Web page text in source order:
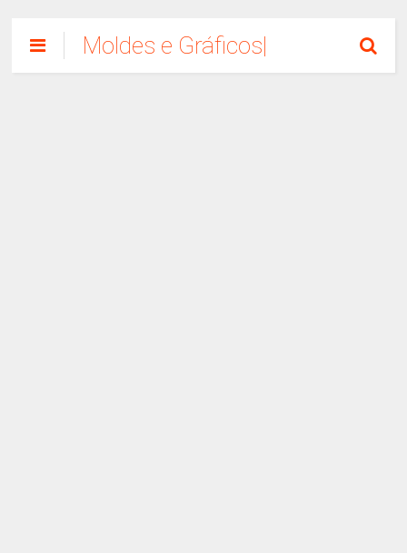
Moldes e Gráficos|
Como Fazer